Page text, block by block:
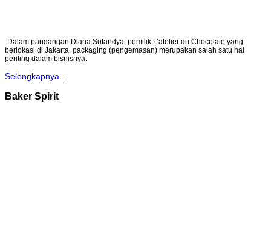
Dalam pandangan Diana Sutandya, pemilik L’atelier du Chocolate yang
berlokasi di Jakarta, packaging (pengemasan) merupakan salah satu hal
penting dalam bisnisnya.
Selengkapnya...
Baker Spirit